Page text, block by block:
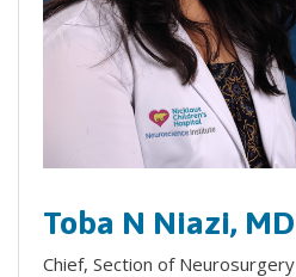
Toba N Niazi, MD
Chief, Section of Neurosurgery